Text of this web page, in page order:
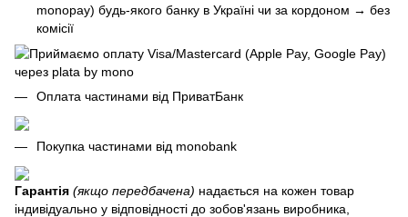
monopay) будь-якого банку в Україні чи за кордоном → без
комісії
Оплата частинами від ПриватБанк
Покупка частинами від monobank
Гарантія (якщо передбачена) надається на кожен товар
індивідуально у відповідності до зобов'язань виробника,